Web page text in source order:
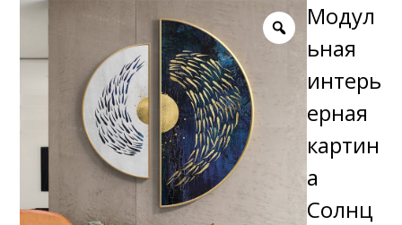
Модул
ьная
интерь
ерная
картин
а
Солнц